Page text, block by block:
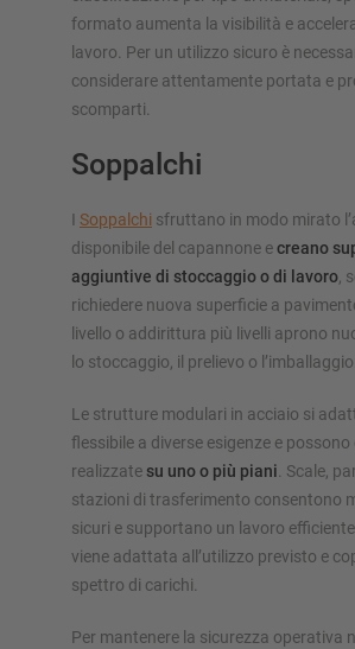
formato aumenta la visibilità e
lavoro. Per un utilizzo sicuro è
considerare attentamente portata e
scomparti.
Soppalchi
I Soppalchi sfruttano in modo mirato
disponibile del capannone ecreano
aggiuntive di stoccaggio o di lavoro,
richiedere nuova superficie a
livello o addirittura più livelli aprono
lo stoccaggio, il prelievo o l’imballaggio.
Le strutture modulari in acciaio si
flessibile a diverse esigenze e possono
realizzate su uno o più piani. Scale,
stazioni di trasferimento consentono
sicuri e supportano un lavoro
viene adattata all’utilizzo previsto e
spettro di carichi.
Per mantenere la sicurezza operativa